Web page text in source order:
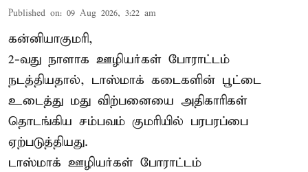
Published on: 09 Aug 2026, 3:22 am
கன்னியாகுமரி,
2-வது நாளாக ஊழியர்கள் போராட்டம்
நடத்தியதால், டாஸ்மாக் கடைகளின் பூட்டை
உடைத்து மது விற்பனையை அதிகாரிகள்
தொடங்கிய சம்பவம் குமரியில் பரபரப்பை
ஏற்படுத்தியது.
டாஸ்மாக் ஊழியர்கள் போராட்டம்